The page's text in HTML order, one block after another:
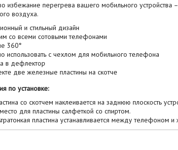
избежание перегрева вашего мобильного устройства
воздуха.
и стильный дизайн
со всеми сотовыми телефонами
360°
использовать с чехлом для мобильного телефона
в дефлектор
две железные пластины на скотче
по установке:
со скотчем наклеивается на заднюю плоскость
для пластины салфеткой со спиртом.
пластина устанавливается между телефоном